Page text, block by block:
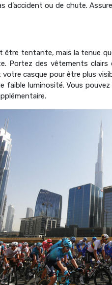
d’accident ou de chute.
être tentante, mais la tenue
Portez des vêtements
casque pour être plus
faible luminosité. Vous pouvez